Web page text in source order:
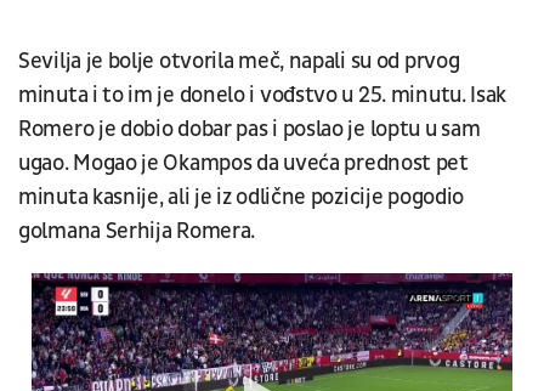
Sevilja je bolje otvorila meč, napali su od prvog
minuta i to im je donelo i vođstvo u 25. minutu. Isak
Romero je dobio dobar pas i poslao je loptu u sam
ugao. Mogao je Okampos da uveća prednost pet
minuta kasnije, ali je iz odlične pozicije pogodio
golmana Serhija Romera.